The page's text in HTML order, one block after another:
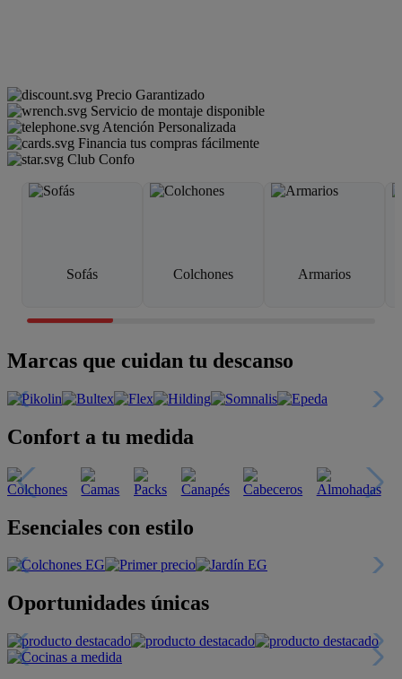
Precio Garantizado
Servicio de montaje disponible
Atención Personalizada
Financia tus compras fácilmente
Club Confo
Sofás Colchones Armarios
Marcas que cuidan tu descanso
Confort a tu medida
Esenciales con estilo
Oportunidades únicas